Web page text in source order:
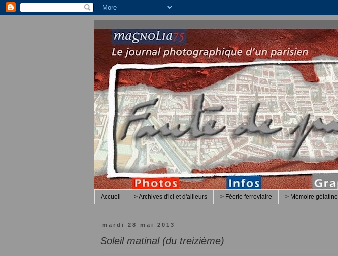
Accueil > Archives d'ici et d'ailleurs > Féerie ferroviaire > Mémoire gélatine
mardi 28 mai 2013
Soleil matinal (du treizième)